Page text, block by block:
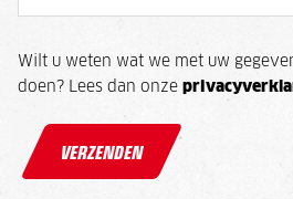
Wilt u weten wat we met uw
doen? Lees dan onze
VERZENDEN